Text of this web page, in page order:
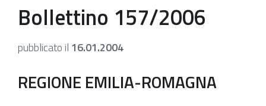
Bollettino 157/2006
pubblicato il 16.01.2004
REGIONE EMILIA-ROMAGNA